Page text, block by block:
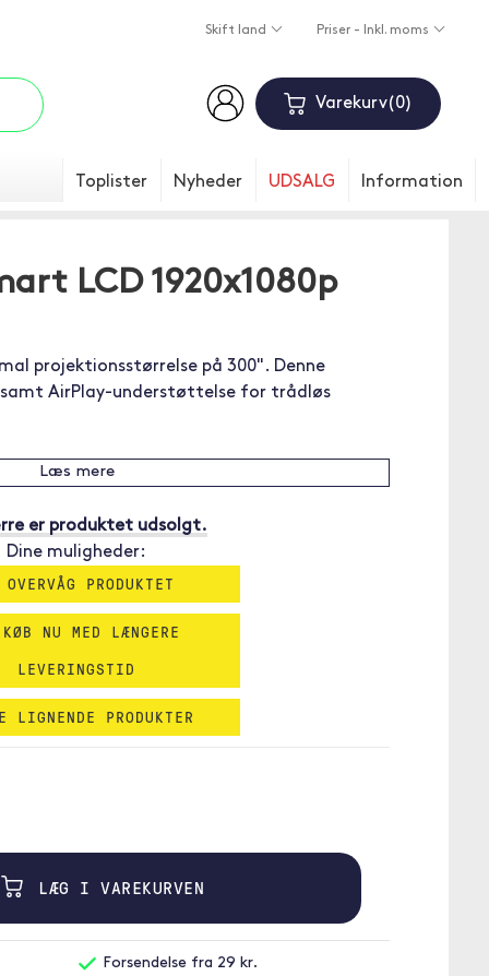
Skift land Priser - Inkl. moms
Varekurv 0
Toplister Nyheder UDSALG Information
LCD 1920x1080p
projektionsstørrelse på 300". Denne
AirPlay-understøttelse for trådløs
Læs mere
er produktet udsolgt.
Dine muligheder:
PRODUKTET
NU MED LÆNGERE
LEVERINGSTID
PRODUKTER
LÆG I VAREKURVEN
Forsendelse fra 29 kr.